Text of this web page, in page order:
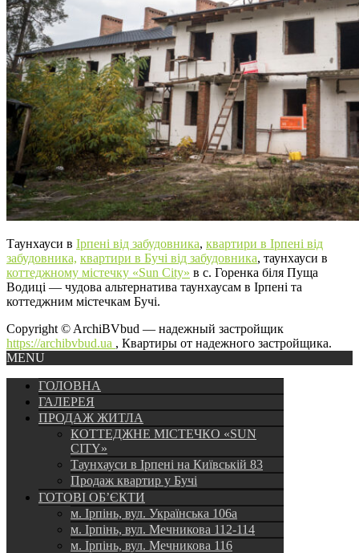
Таунхауси в Ірпені від забудовника, квартири в Ірпені від
забудовника, квартири в Бучі від забудовника, таунхауси в
коттеджному містечку «Sun City» в с. Горенка біля Пуща
Водиці — чудова альтернатива таунхаусам в Ірпені та
коттеджним містечкам Бучі.
Copyright © ArchiBVbud — надежный застройщик
https://archibvbud.ua , Квартиры от надежного застройщика.
MENU
ГОЛОВНА
ГАЛЕРЕЯ
ПРОДАЖ ЖИТЛА
КОТТЕДЖНЕ МІСТЕЧКО «SUN
CITY»
Таунхауси в Ірпені на Київській 83
Продаж квартир у Бучі
ГОТОВІ ОБ’ЄКТИ
м. Ірпінь, вул. Українська 106а
м. Ірпінь, вул. Мечникова 112-114
м. Ірпінь, вул. Мечникова 116